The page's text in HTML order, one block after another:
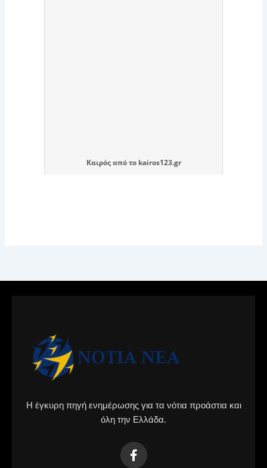
Καιρόςαπό το kairos123.gr
Η έγκυρη πηγή ενημέρωσης για τα νότια προάστια και
όλη την Ελλάδα.